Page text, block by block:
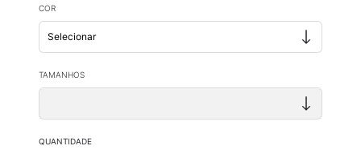
COR
TAMANHOS
QUANTIDADE